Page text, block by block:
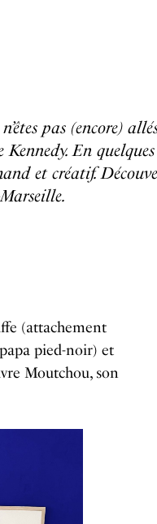
pas (encore)
En
et créatif.
(attachement
pied-noir) et
Moutchou, son